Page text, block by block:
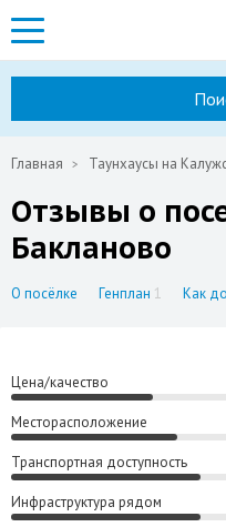
Главная Таунхаусы на
Отзывы о
Бакланово
О посёлке Генплан 1 Как
Цена/качество
Месторасположение
Транспортная доступность
Инфраструктура рядом